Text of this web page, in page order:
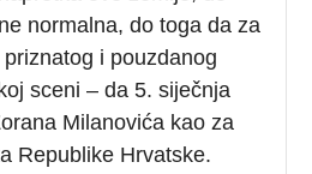
normalna, do toga da za
i pouzdanog
sceni – da 5. siječnja
Milanovića kao za
Republike Hrvatske.